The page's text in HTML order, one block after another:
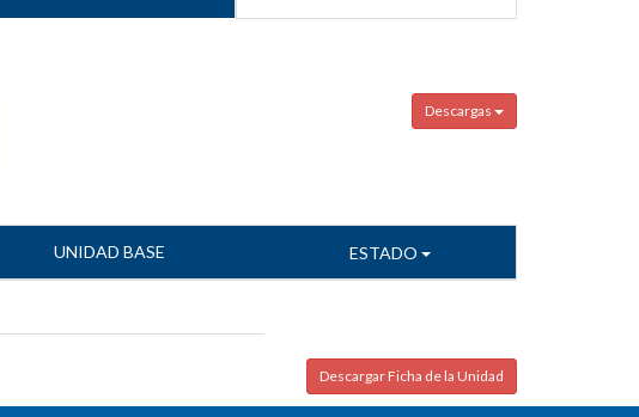
Descargas
UNIDAD BASE ESTADO
Descargar Ficha de la Unidad